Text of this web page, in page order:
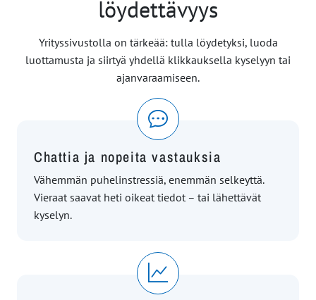
löydettävyys
Yrityssivustolla on tärkeää: tulla löydetyksi, luoda
luottamusta ja siirtyä yhdellä klikkauksella kyselyyn tai
ajanvaraamiseen.
Chattia ja nopeita vastauksia
Vähemmän puhelinstressiä, enemmän selkeyttä.
Vieraat saavat heti oikeat tiedot – tai lähettävät
kyselyn.